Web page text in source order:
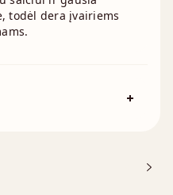
todėl dera įvairiems